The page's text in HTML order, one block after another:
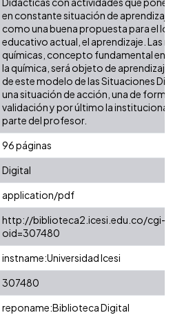
en constante situación de
como una buena propuesta para el
educativo actual, el aprendizaje. Las
químicas, concepto fundamental en
la química, será objeto de aprendizaje
de este modelo de las Situaciones
una situación de acción, una de
validación y por último la
parte del profesor.
96 páginas
Digital
application/pdf
http://biblioteca2.icesi.edu.co/cgi-
oid=307480
instname:Universidad Icesi
307480
reponame:Biblioteca Digital